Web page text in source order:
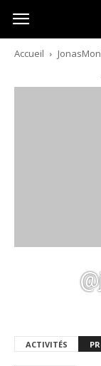
Australia-
australie.com
Accueil
ACTIVITÉS